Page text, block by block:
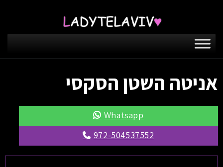
אניטה השטן הסקסי
Whatsapp
972-504537552